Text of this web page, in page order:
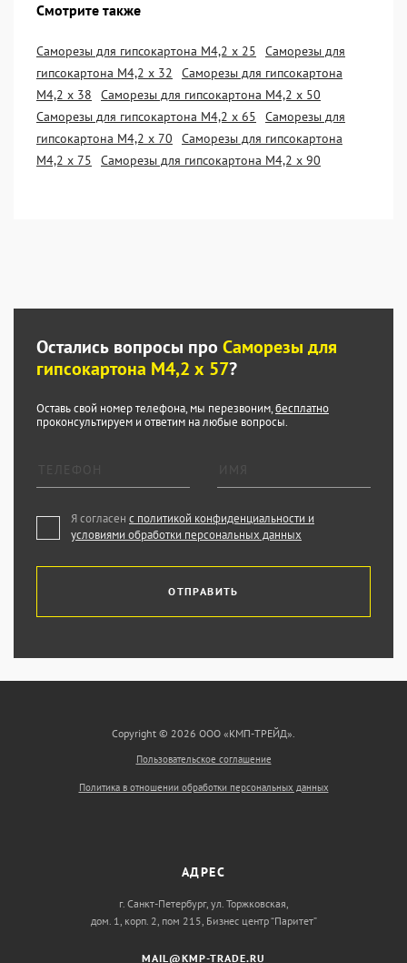
Смотрите также
Саморезы для гипсокартона М4,2 х 25
Саморезы для
гипсокартона М4,2 х 32
Саморезы для гипсокартона
М4,2 х 38
Саморезы для гипсокартона М4,2 х 50
Саморезы для гипсокартона М4,2 х 65
Саморезы для
гипсокартона М4,2 х 70
Саморезы для гипсокартона
М4,2 х 75
Саморезы для гипсокартона М4,2 х 90
Остались вопросы про Саморезы для
гипсокартона М4,2 х 57?
Оставь свой номер телефона, мы перезвоним,бесплатно
проконсультируем и ответим на любые вопросы.
Я согласен с политикой конфиденциальности и
условиями обработки персональных данных
ОТПРАВИТЬ
Copyright © 2026 ООО «КМП-ТРЕЙД».
Пользовательское соглашение
Политика в отношении обработки персональных данных
АДРЕС
г. Санкт-Петербург, ул. Торжковская,
дом. 1, корп. 2, пом 215, Бизнес центр “Паритет”
MAIL@KMP-TRADE.RU